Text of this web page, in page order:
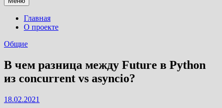
Главная
О проекте
Общие
В чем разница между Future в Python
из concurrent vs asyncio?
18.02.2021